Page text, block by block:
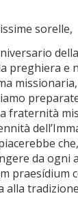
sorelle,
preghiera e
fraternità
da ogni
praesídium
alla